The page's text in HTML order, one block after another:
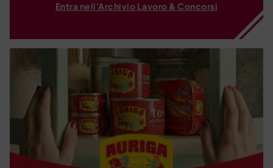
Entra nell'Archivio Lavoro & Concorsi